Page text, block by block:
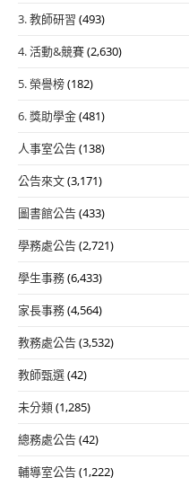
3. 教師研習 (493)
4. 活動&競賽(2,630)
5. 榮譽榜(182)
6. 獎助學金(481)
人事室公告(138)
公告來文(3,171)
圖書館公告(433)
學務處公告(2,721)
學生事務(6,433)
家長事務(4,564)
教務處公告(3,532)
教師甄選(42)
未分類(1,285)
總務處公告(42)
輔導室公告(1,222)